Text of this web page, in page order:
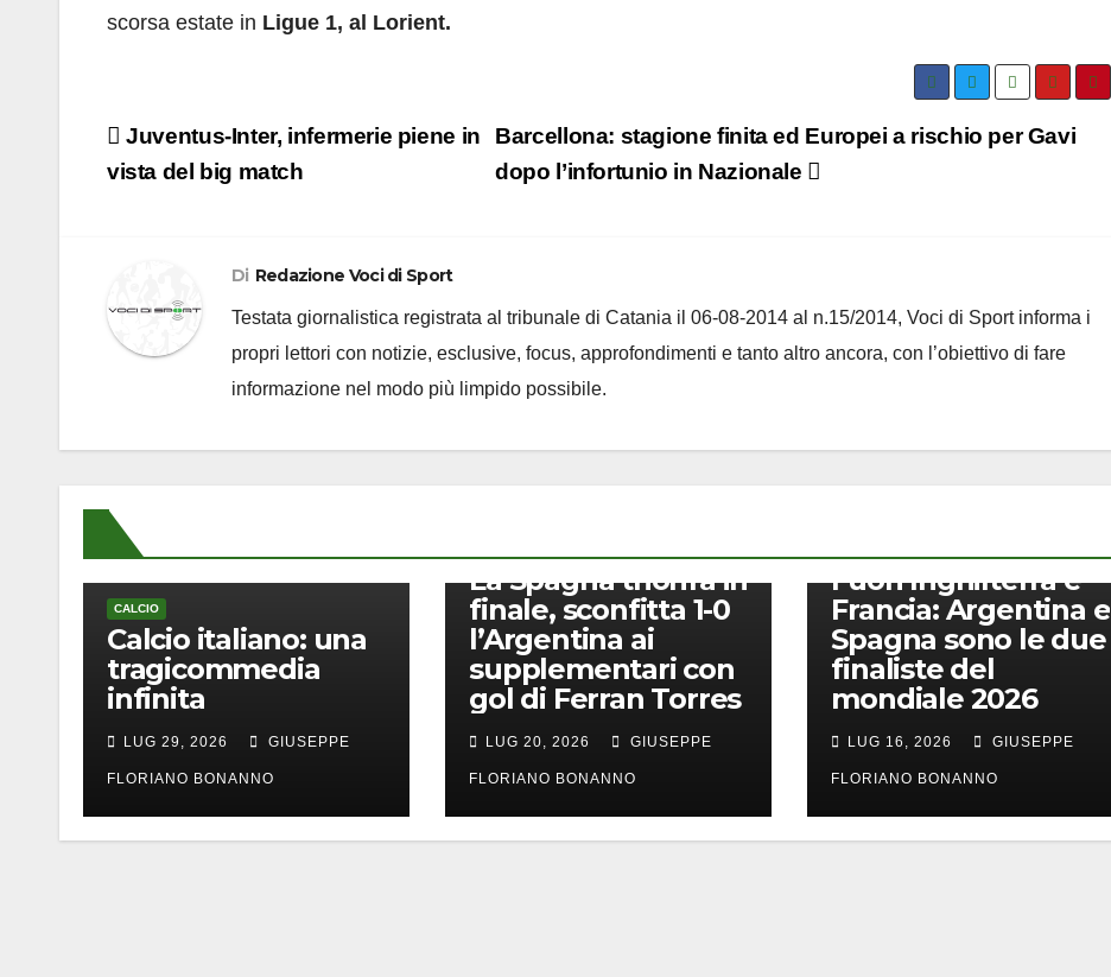
scorsa estate in Ligue 1, al Lorient.
Navigazione
articoli
Barcellona: stagione finita ed Europei a rischio per Gavi
dopo l’infortunio in Nazionale
Juventus-Inter, infermerie piene in
vista del big match
Di Redazione Voci di Sport
Testata giornalistica registrata al tribunale di Catania il 06-08-2014 al n.15/2014, Voci di Sport informa i
propri lettori con notizie, esclusive, focus, approfondimenti e tanto altro ancora, con l’obiettivo di fare
informazione nel modo più limpido possibile.
CALCIO
Calcio italiano: una
tragicommedia
infinita
LUG 29, 2026 GIUSEPPE
FLORIANO BONANNO
La Spagna trionfa in
finale, sconfitta 1-0
l’Argentina ai
supplementari con
gol di Ferran Torres
LUG 20, 2026 GIUSEPPE
FLORIANO BONANNO
Fuori Inghilterra e
Francia: Argentina e
Spagna sono le due
finaliste del
mondiale 2026
LUG 16, 2026 GIUSEPPE
FLORIANO BONANNO